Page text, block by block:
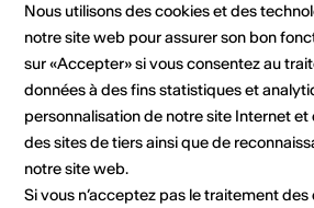
Nous utilisons des cookies et des
notre site web pour assurer son bon
sur «Accepter» si vous consentez au
données à des fins statistiques et
personnalisation de notre site Internet
des sites de tiers ainsi que de
notre site web.
Si vous n’acceptez pas le traitement